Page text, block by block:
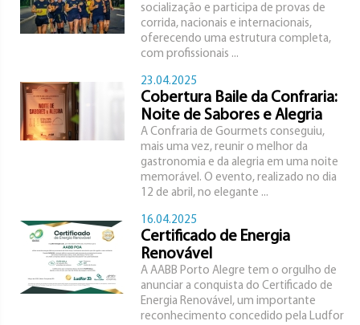
socialização e participa de provas de
corrida, nacionais e internacionais,
oferecendo uma estrutura completa,
com profissionais ...
23.04.2025
Cobertura Baile da Confraria:
Noite de Sabores e Alegria
A Confraria de Gourmets conseguiu,
mais uma vez, reunir o melhor da
gastronomia e da alegria em uma noite
memorável. O evento, realizado no dia
12 de abril, no elegante ...
16.04.2025
Certificado de Energia
Renovável
A AABB Porto Alegre tem o orgulho de
anunciar a conquista do Certificado de
Energia Renovável, um importante
reconhecimento concedido pela Ludfor